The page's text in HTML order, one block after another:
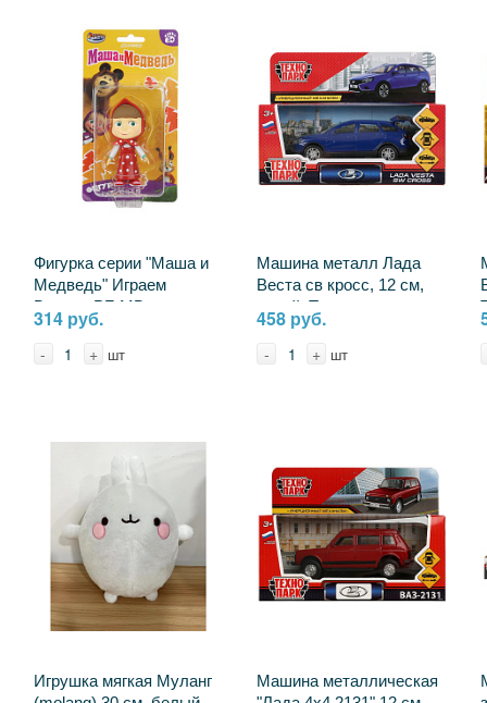
Фигурка серии "Маша и
Медведь" Играем
Вместе PF-MB-
MASHAP-RU
314 руб.
- + шт
Машина металл Лада
Веста св кросс, 12 см,
синий, Технопарк
VESTA-CROSS-BU
458 руб.
- + шт
Игрушка мягкая Муланг
Машина металлическая